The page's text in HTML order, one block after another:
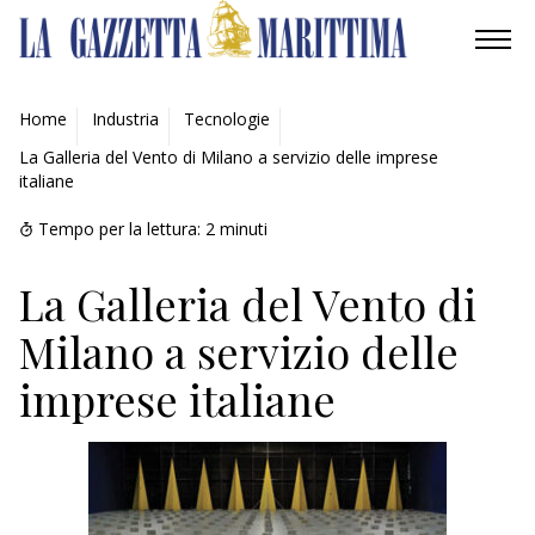
AMBIENTE
MOBILITÀ
INDUSTRIA
ECONOMIA
TURISMO
NAUTICA
Home Industria
Tecnologie
La Galleria del Vento di Milano a servizio delle imprese
italiane
Tempo per la lettura: 2 minuti
La Galleria del Vento di
Milano a servizio delle
imprese italiane